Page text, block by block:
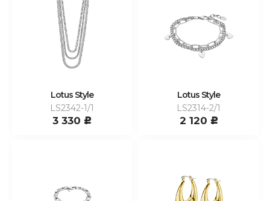
Lotus Style
LS2342-1/1
3 330 c
Lotus Style
LS2314-2/1
2 120 c